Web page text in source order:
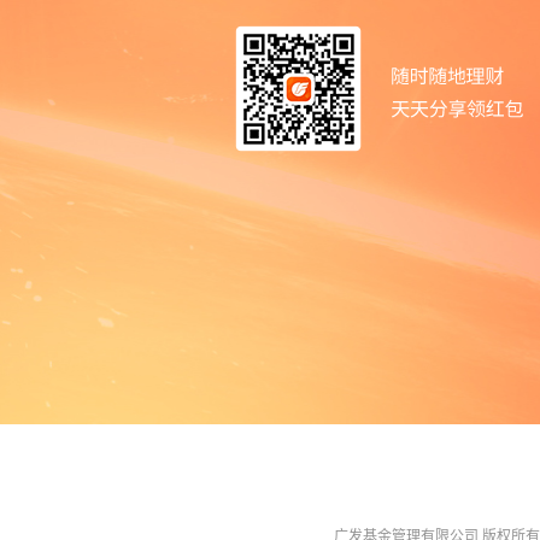
广发基金管理有限公司 版权所